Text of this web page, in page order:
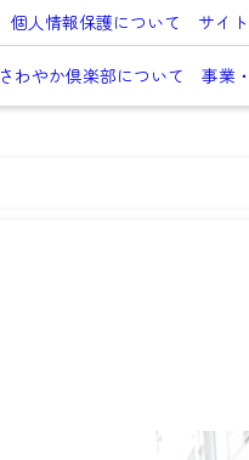
個人情報保護について サイ
さわやか倶楽部について 事業